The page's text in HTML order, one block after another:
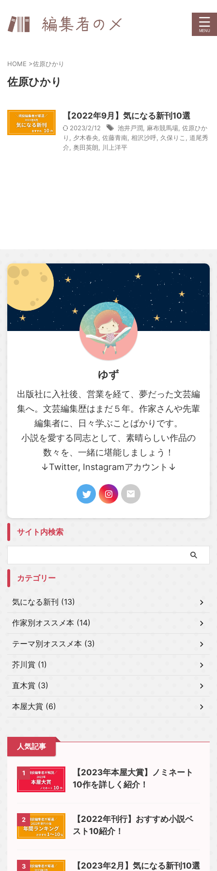
HOME >佐原ひかり
佐原ひかり
【2022年9月】気になる新刊10選
2023/2/12 池井戸潤 麻布競馬場 佐原ひか
り
夕木春央 佐藤青南 相沢沙呼 久保りこ
道尾秀
介 奥田英朗 川上洋平
ゆず
出版社に入社後、営業を経て、夢だった文芸編
集へ。文芸編集歴はまだ５年。作家さんや先輩
編集者に、日々学ぶことばかりです。
小説を愛する同志として、素晴らしい作品の
数々を、一緒に堪能しましょう！
↓Twitter, Instagramアカウント↓
サイト内検索
カテゴリー
気になる新刊 (13)
作家別オススメ本 (14)
テーマ別オススメ本 (3)
芥川賞 (1)
直木賞 (3)
本屋大賞 (6)
人気記事
1
【2023年本屋大賞】ノミネート
10作を詳しく紹介！
2
【2022年刊行】おすすめ小説ベ
スト10紹介！
3 【2023年2月】気になる新刊10選